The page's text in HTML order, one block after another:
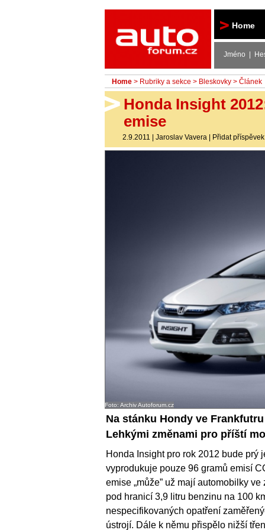
Home
Jméno |
Home > Rubriky a sekce > Bleskovky > Článek
Honda Insight
emise
2.9.2011 | Jaroslav Vavera | Přidat příspěvek
Foto: Archiv Autoforum.cz
Na stánku Hondy ve
Lehkými změnami pro příští
Honda Insight pro rok 2012 bude
vyprodukuje pouze 96 gramů emisí
emise „může” už mají automobilky
pod hranicí 3,9 litru benzinu na 100
nespecifikovaných opatření
ústrojí. Dále k němu přispělo nižší